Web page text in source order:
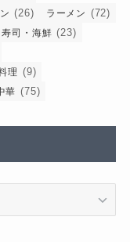
(26) ラーメン (72)
寿司・海鮮 (23)
理 (9)
華 (75)